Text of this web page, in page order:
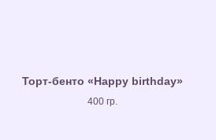
Торт-бенто «Happy birthday»
400 гр.